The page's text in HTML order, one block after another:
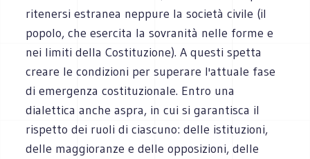
ritenersi estranea neppure la società civile (il
popolo, che esercita la sovranità nelle forme e
nei limiti della Costituzione). A questi spetta
creare le condizioni per superare l'attuale fase
di emergenza costituzionale. Entro una
dialettica anche aspra, in cui si garantisca il
rispetto dei ruoli di ciascuno: delle istituzioni,
delle maggioranze e delle opposizioni, delle